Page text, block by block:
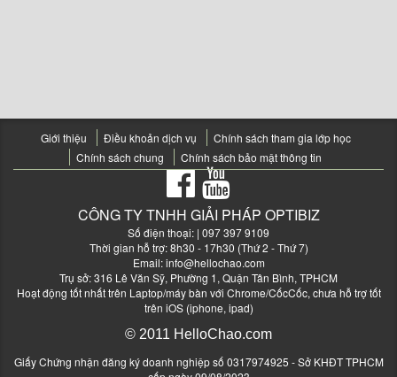
Giới thiệu Điều khoản dịch vụ
Chính sách tham gia lớp học
Chính sách chung
Chính sách bảo mật thông tin
CÔNG TY TNHH GIẢI PHÁP OPTIBIZ
Số điện thoại: | 097 397 9109
Thời gian hỗ trợ: 8h30 - 17h30 (Thứ 2 - Thứ 7)
Email:info@hellochao.com
Trụ sở: 316 Lê Văn Sỹ, Phường 1, Quận Tân Bình, TPHCM
Hoạt động tốt nhất trên Laptop/máy bàn với Chrome/CốcCốc, chưa hỗ trợ tốt
trên iOS (iphone, ipad)
© 2011 HelloChao.com
Giấy Chứng nhận đăng ký doanh nghiệp số 0317974925 - Sở KHĐT TPHCM